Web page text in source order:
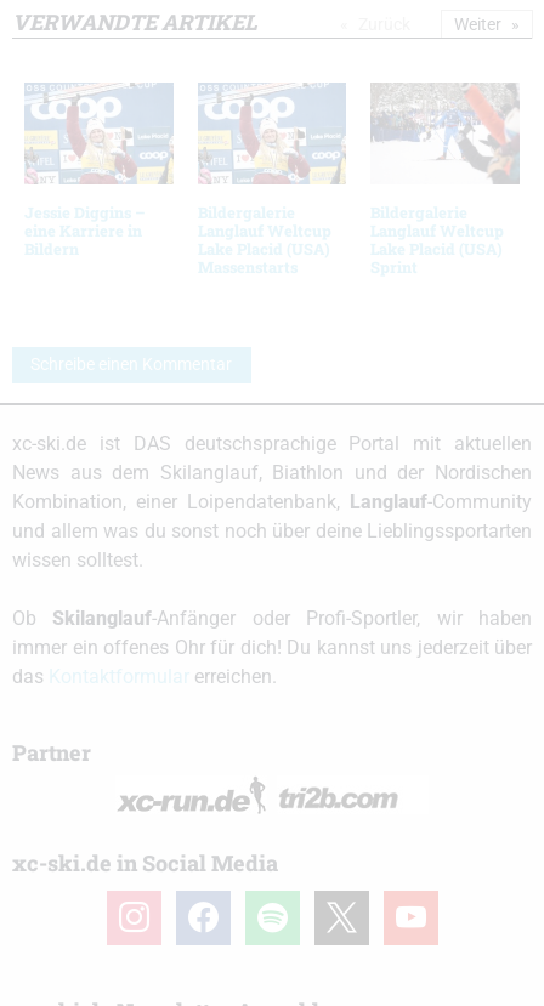
VERWANDTE ARTIKEL
Jessie Diggins –
eine Karriere in
Bildern
Bildergalerie
Langlauf Weltcup
Lake Placid (USA)
Massenstarts
Bildergalerie
Langlauf Weltcup
Lake Placid (USA)
Sprint
Weiter
Schreibe einen Kommentar
xc-ski.de ist DAS deutschsprachige Portal mit aktuellen
News aus dem Skilanglauf, Biathlon und der Nordischen
Kombination, einer Loipendatenbank,
Langlauf-Community
und allem was du sonst noch über deine Lieblingssportarten
wissen solltest.
Ob Skilanglauf-Anfänger oder Profi-Sportler, wir haben
immer ein offenes Ohr für dich! Du kannst uns jederzeit über
das
erreichen.
Partner
xc-ski.de in Social Media
instagramfacebook spotify youtube